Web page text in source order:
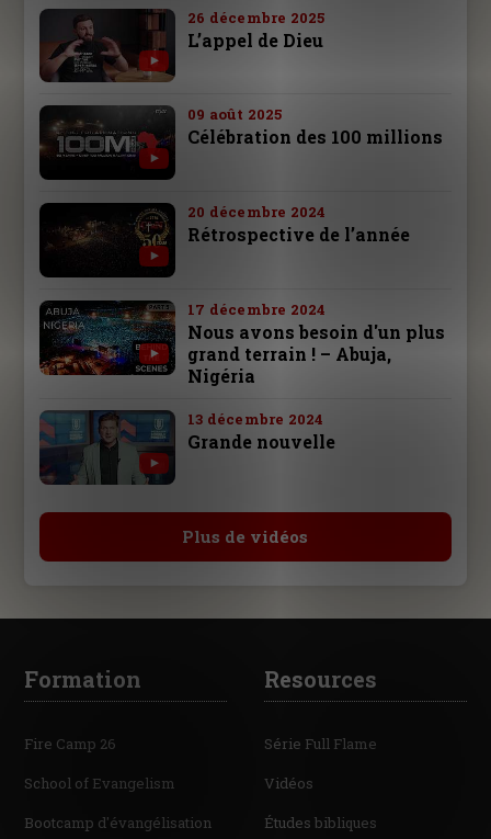
26 décembre 2025
L’appel de Dieu
09 août 2025
Célébration des 100 millions
20 décembre 2024
Rétrospective de l’année
17 décembre 2024
Nous avons besoin d'un plus
grand terrain ! – Abuja,
Nigéria
13 décembre 2024
Grande nouvelle
Plus de vidéos
Formation
Fire Camp 26
School of Evangelism
Bootcamp d'évangélisation
Resources
Série Full Flame
Vidéos
Études bibliques